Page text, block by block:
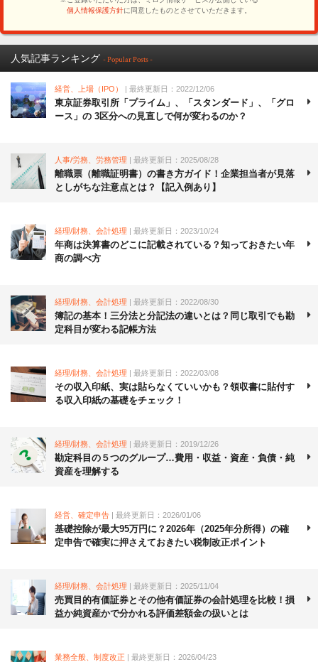
人気記事ランキング - Popular Posts -
経営、上場（IPO） | 最終更新日：2022/12/06
東京証券取引所「プライム」、「スタンダード」、「グロ
ース」の 3区分への見直しで何が変わるのか？
人事/労務、労務管理 | 最終更新日：2025/08/28
離職票（離職証明書）の書き方ガイド！企業担当者が見落
としがちな注意点とは？【記入例あり】
経理/財務、会計処理 | 最終更新日：2023/10/24
年商は決算書のどこに記載されている？知っておきたい年
商の調べ方
経理/財務、会計処理 | 最終更新日：2022/08/30
簿記の基本！三分法と分記法の違いとは？同じ取引でも勘
定科目が変わる記帳方法
経理/財務、会計処理 | 最終更新日：2022/03/08
その収入印紙、実は貼らなくていいかも？領収書に貼付す
る収入印紙の基礎をチェック！
経理/財務、会計処理 | 最終更新日：2019/12/26
勘定科目の５つのグループ…費用・収益・資産・負債・純
資産を理解する
経営、確定申告 | 最終更新日：2026/01/06
基礎控除が最大95万円に？2026年（2025年分所得）の確
定申告で確実に押さえておきたい税制改正ポイント
経理/財務、会計処理 | 最終更新日：2025/11/04
売買目的有価証券とその他有価証券の会計処理を比較！損
益か純資産かで分かれる評価差額金の扱いとは
業務全般、制度改正 | 最終更新日：2026/04/23